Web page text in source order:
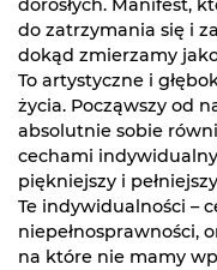
dorosłych. Manifest,
do zatrzymania się i
dokąd zmierzamy
To artystyczne i
życia. Począwszy od
absolutnie sobie
cechami
piękniejszy i
Te indywidualności –
niepełnosprawności,
na które nie mamy